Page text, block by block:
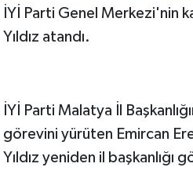
İYİ Parti Genel Merkezi'nin
Yıldız atandı.
İYİ Parti Malatya İl
görevini yürüten Emircan
Yıldız yeniden il başkanlığı